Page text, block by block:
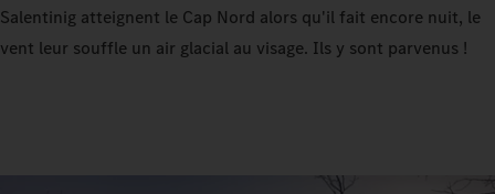
Salentinig atteignent le Cap Nord alors qu'il fait encore nuit, le
vent leur souffle un air glacial au visage. Ils y sont parvenus !